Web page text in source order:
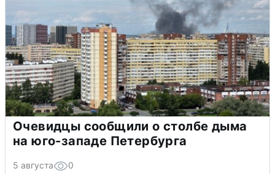
Очевидцы сообщили о столбе дыма
на юго-западе Петербурга
5 августа 0